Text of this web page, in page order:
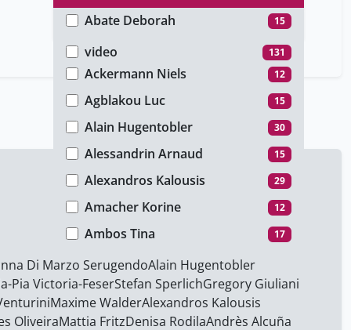
Abate Deborah
15
Aberle Marc 12
Ackermann Niels 12
Agblakou Luc 15
Alain Hugentobler 30
Alessandrin Arnaud 15
Alexandros Kalousis 29
Amacher Korine 12
Ambos Tina 17
Ana Maria Romano Gomez
Andrès Alcuña 29
Arnaud Michaël 15
Type de média
video
131
Di Marzo SerugendoAlain Hugentobler
Pia Victoria-FeserStefan SperlichGregory Giuliani
Maxime WalderAlexandros Kalousis
OliveiraMattia FritzDenisa RodilaAndrès Alcuña